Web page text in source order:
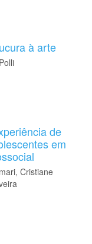
à arte
de
em
Cristiane